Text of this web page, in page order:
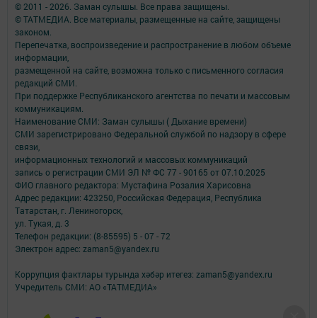
© 2011 - 2026. Заман сулышы. Все права защищены.
© ТАТМЕДИА. Все материалы, размещенные на сайте, защищены
законом.
Перепечатка, воспроизведение и распространение в любом объеме
информации,
размещенной на сайте, возможна только с письменного согласия
редакций СМИ.
При поддержке Республиканского агентства по печати и массовым
коммуникациям.
Наименование СМИ: Заман сулышы ( Дыхание времени)
СМИ зарегистрировано Федеральной службой по надзору в сфере
связи,
информационных технологий и массовых коммуникаций
запись о регистрации СМИ ЭЛ № ФС 77 - 90165 от 07.10.2025
ФИО главного редактора: Мустафина Розалия Харисовна
Адрес редакции: 423250, Российская Федерация, Республика
Татарстан, г. Лениногорск,
ул. Тукая, д. 3
Телефон редакции: (8-85595) 5 - 07 - 72
Электрон адрес: zaman5@yandex.ru
Коррупция фактлары турында хәбәр итегез: zaman5@yandex.ru
Учредитель СМИ: АО «ТАТМЕДИА»
Антикоррупционная политика